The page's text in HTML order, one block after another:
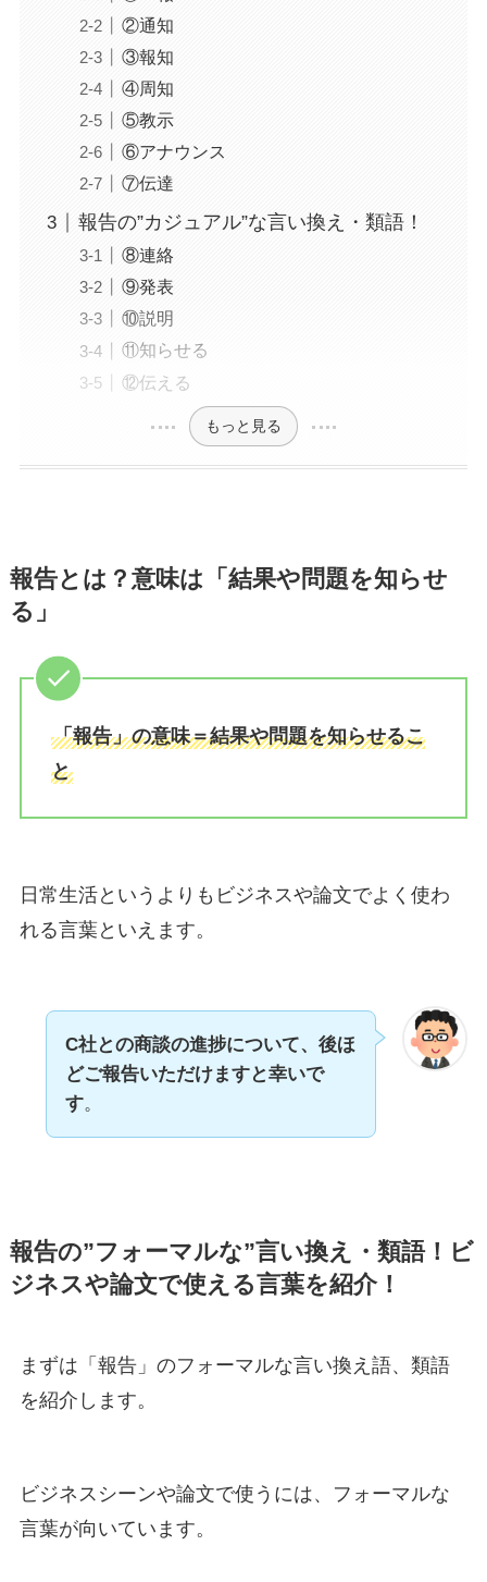
②通知
③報知
④周知
⑤教示
⑥アナウンス
⑦伝達
報告の”カジュアル”な言い換え・類語！
⑧連絡
⑨発表
⑩説明
⑪知らせる
⑫伝える
もっと見る
報告とは？意味は「結果や問題を知らせ
る」
「報告」の意味＝結果や問題を知らせるこ
と
日常生活というよりもビジネスや論文でよく使わ
れる言葉といえます。
C社との商談の進捗について、後ほ
どご報告いただけますと幸いで
す。
報告の”フォーマルな”言い換え・類語！ビ
ジネスや論文で使える言葉を紹介！
まずは「報告」のフォーマルな言い換え語、類語
を紹介します。
ビジネスシーンや論文で使うには、フォーマルな
言葉が向いています。